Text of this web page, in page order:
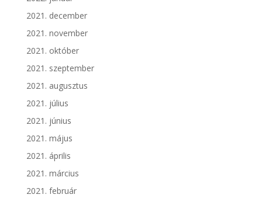
2021. december
2021. november
2021. október
2021. szeptember
2021. augusztus
2021. július
2021. június
2021. május
2021. április
2021. március
2021. február